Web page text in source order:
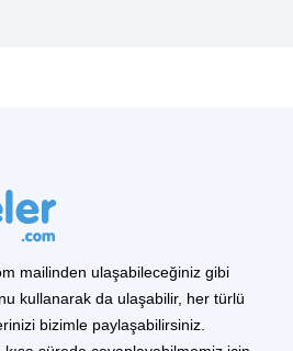
mailinden ulaşabileceğiniz gibi
kullanarak da ulaşabilir, her türlü
bizimle paylaşabilirsiniz.